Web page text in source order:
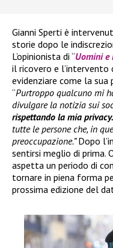
Gianni Sperti è
storie dopo le
L’opinionista di “Uomini e
il ricovero e l’intervento
evidenziare come la
“Purtroppo qualcuno mi
divulgare la notizia sui
rispettando la mia privacy.
tutte le persone che, in
preoccupazione.”Dopo
sentirsi meglio di prima.
aspetta un periodo di
tornare in piena forma
prossima edizione del